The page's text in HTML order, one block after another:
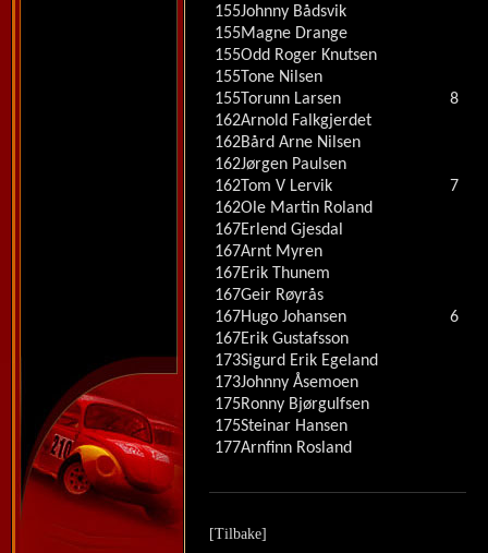
155Johnny Bådsvik
155Magne Drange
155Odd Roger Knutsen
155Tone Nilsen
155Torunn Larsen
8
162Arnold Falkgjerdet
162Bård Arne Nilsen
162Jørgen Paulsen
162Tom V Lervik
7
162Ole Martin Roland
167Erlend Gjesdal
167Arnt Myren
167Erik Thunem
167Geir Røyrås
167Hugo Johansen
6
167Erik Gustafsson
173Sigurd Erik Egeland
173Johnny Åsemoen
175Ronny Bjørgulfsen
175Steinar Hansen
177Arnfinn Rosland
[Tilbake]